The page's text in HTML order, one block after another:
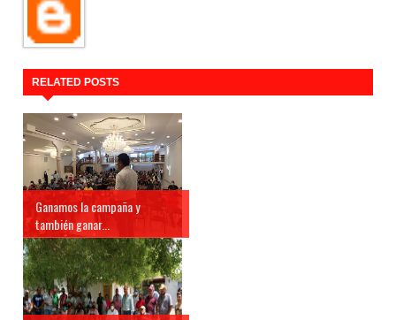
RELATED POSTS
Ganamos la campaña y
también ganar...